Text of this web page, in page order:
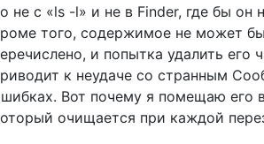
не с «ls -l» и не в Finder, где бы он
того, содержимое не может
и попытка удалить его
к неудаче со странным
Вот почему я помещаю его
очищается при каждой